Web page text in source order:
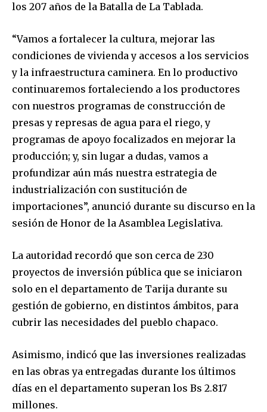
los 207 años de la Batalla de La Tablada.
“Vamos a fortalecer la cultura, mejorar las
condiciones de vivienda y accesos a los servicios
y la infraestructura caminera. En lo productivo
continuaremos fortaleciendo a los productores
con nuestros programas de construcción de
presas y represas de agua para el riego, y
programas de apoyo focalizados en mejorar la
producción; y, sin lugar a dudas, vamos a
profundizar aún más nuestra estrategia de
industrialización con sustitución de
importaciones”, anunció durante su discurso en la
sesión de Honor de la Asamblea Legislativa.
La autoridad recordó que son cerca de 230
proyectos de inversión pública que se iniciaron
solo en el departamento de Tarija durante su
gestión de gobierno, en distintos ámbitos, para
cubrir las necesidades del pueblo chapaco.
Asimismo, indicó que las inversiones realizadas
en las obras ya entregadas durante los últimos
días en el departamento superan los Bs 2.817
millones.